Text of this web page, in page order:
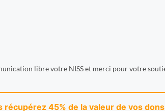
libre votre NISS et merci pour votre
45% de la valeur de vos